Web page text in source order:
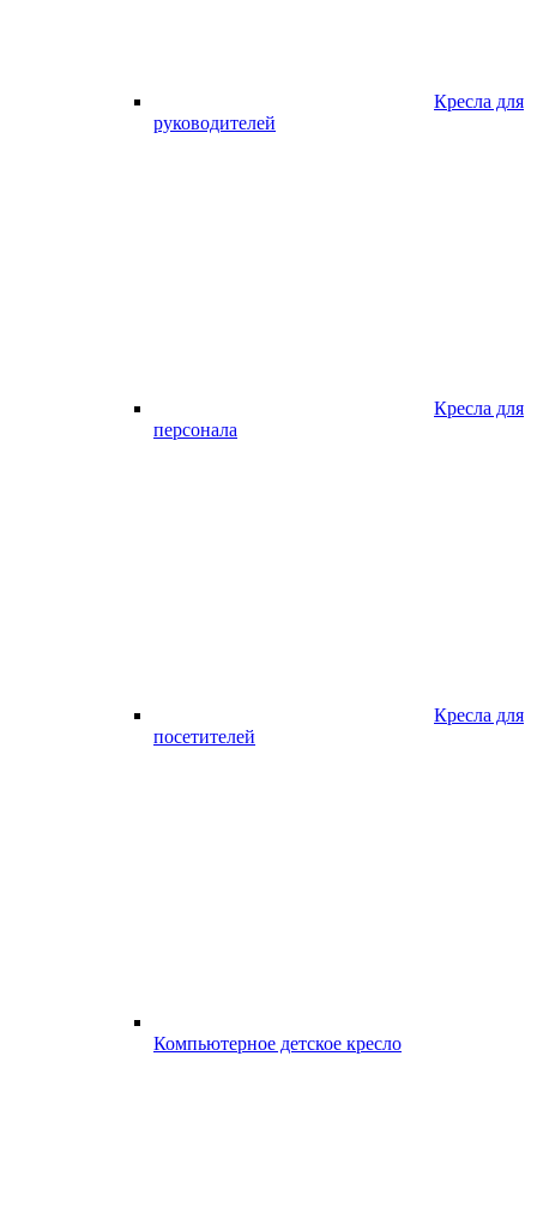
Кресла для
руководителей
Кресла для
персонала
Кресла для
посетителей
Компьютерное детское кресло